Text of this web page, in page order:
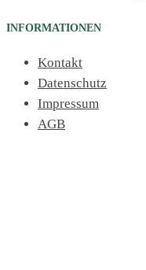
INFORMATIONEN
Kontakt
Datenschutz
Impressum
AGB